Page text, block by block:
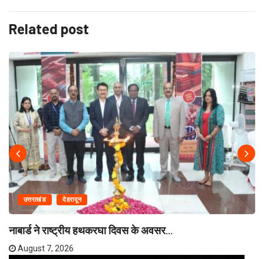
Related post
उत्तराखंड देहरादून
नाबार्ड ने राष्ट्रीय हथकरघा दिवस के अवसर...
August 7, 2026